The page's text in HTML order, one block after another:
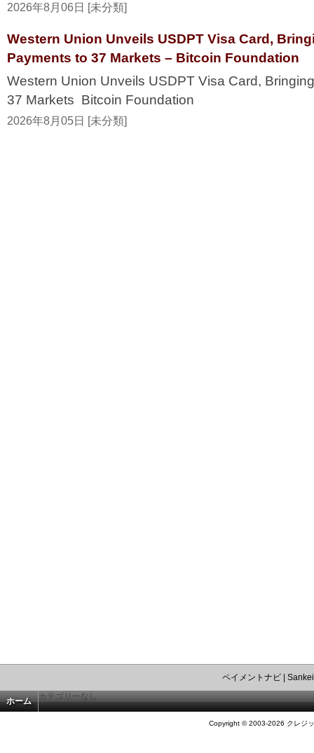
2026年8月06日 [未分類]
Western Union Unveils USDPT Visa Card,
Payments to 37 Markets – Bitcoin Foundation
Western Union Unveils USDPT Visa Card,
37 Markets Bitcoin Foundation
2026年8月05日 [未分類]
ペイメントナビ|
ホーム カテゴリーなし
Copyright © 2003-2026 クレジ